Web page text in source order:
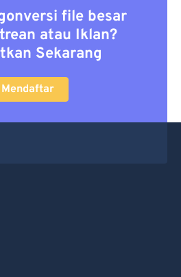
file besar
atau Iklan?
Sekarang
Mendaftar